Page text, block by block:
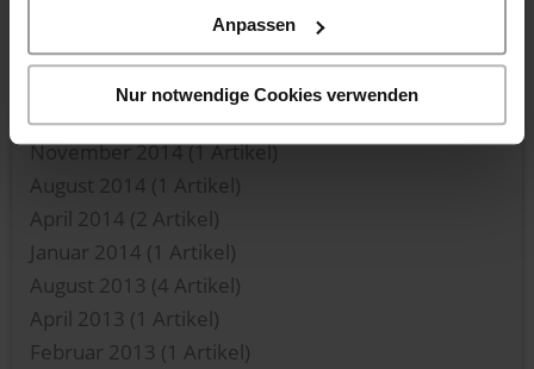
Anpassen
Nur notwendige Cookies verwenden
(1 Artikel)
März 2017(1 Artikel)
August 2016 (1 Artikel)
Februar 2016(9 Artikel)
November 2014(1 Artikel)
August 2014 (1 Artikel)
April 2014 (2 Artikel)
Januar 2014 (1 Artikel)
August 2013 (4 Artikel)
April 2013 (1 Artikel)
Februar 2013 (1 Artikel)